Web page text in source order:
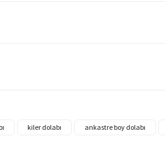
kiler dolabı ankastre boy dolabı